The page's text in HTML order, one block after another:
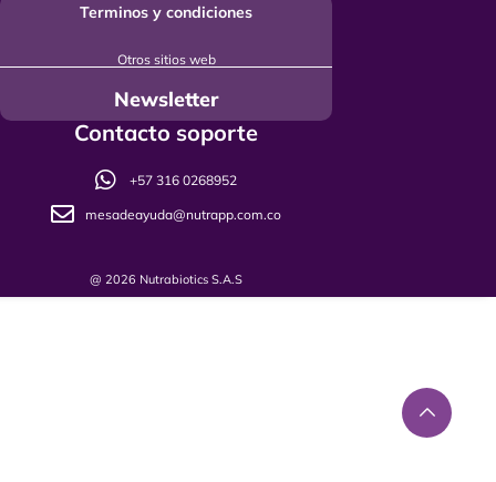
Terminos y condiciones
Otros sitios web
Newsletter
Contacto soporte
+57 316 0268952
mesadeayuda@nutrapp.com.co
@ 2026 Nutrabiotics S.A.S